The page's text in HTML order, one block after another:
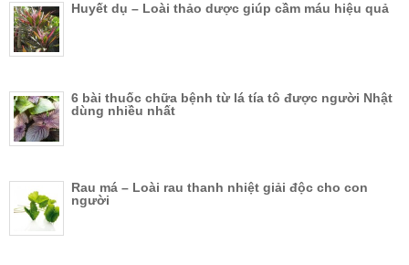
Huyết dụ – Loài thảo dược giúp cầm máu hiệu quả
6 bài thuốc chữa bệnh từ lá tía tô được người Nhật
dùng nhiều nhất
Rau má – Loài rau thanh nhiệt giải độc cho con
người